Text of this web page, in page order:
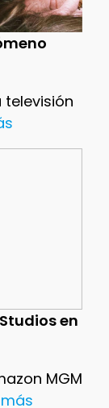
televisión
en
MGM
más